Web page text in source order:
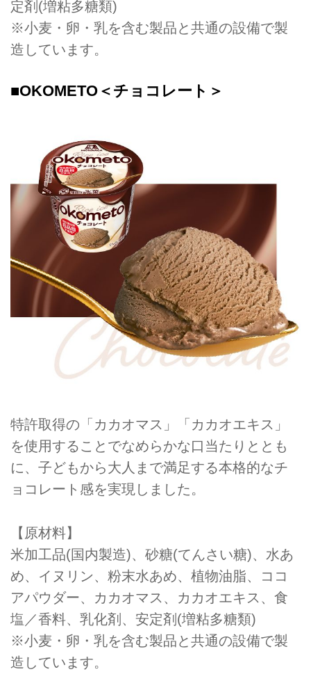
定剤(増粘多糖類)
※小麦・卵・乳を含む製品と共通の設備で製
造しています。
■OKOMETO＜チョコレート＞
特許取得の「カカオマス」「カカオエキス」
を使用することでなめらかな口当たりととも
に、子どもから大人まで満足する本格的なチ
ョコレート感を実現しました。
【原材料】
米加工品(国内製造)、砂糖(てんさい糖)、水あ
め、イヌリン、粉末水あめ、植物油脂、ココ
アパウダー、カカオマス、カカオエキス、食
塩／香料、乳化剤、安定剤(増粘多糖類)
※小麦・卵・乳を含む製品と共通の設備で製
造しています。